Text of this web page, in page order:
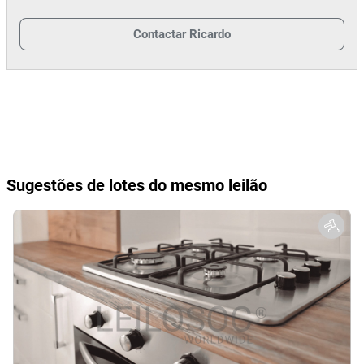
depois de todas as condicionantes estarem resolvidas.
Contactar Ricardo
Sugestões de lotes do mesmo leilão